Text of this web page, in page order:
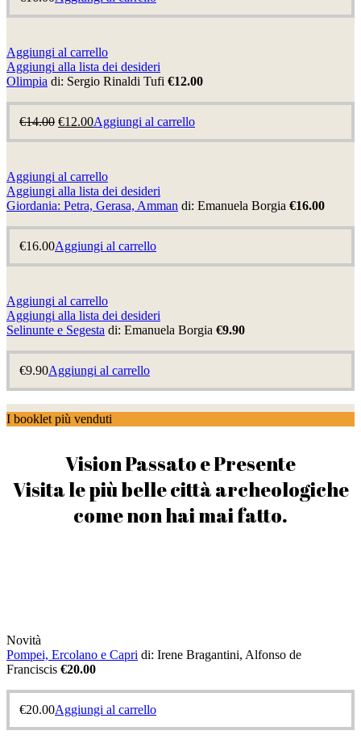
Aggiungi al carrello
Aggiungi alla lista dei desideri
Olimpia di: Sergio Rinaldi Tufi €12.00
€14.00 €12.00Aggiungi al carrello
Aggiungi al carrello
Aggiungi alla lista dei desideri
Giordania: Petra, Gerasa, Amman di: Emanuela Borgia €16.00
€16.00Aggiungi al carrello
Aggiungi al carrello
Aggiungi alla lista dei desideri
Selinunte e Segesta di: Emanuela Borgia €9.90
€9.90Aggiungi al carrello
I booklet più venduti
Vision Passato e Presente
Visita le più belle città archeologiche
come non hai mai fatto.
Novità
Pompei, Ercolano e Capri di: Irene Bragantini, Alfonso de
Franciscis €20.00
€20.00Aggiungi al carrello